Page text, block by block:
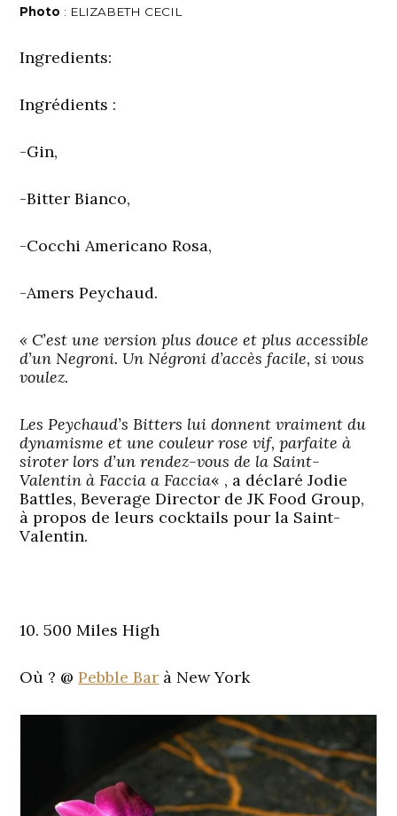
Photo : ELIZABETH CECIL
Ingredients:
Ingrédients :
-Gin,
-Bitter Bianco,
-Cocchi Americano Rosa,
-Amers Peychaud.
« C’est une version plus douce et plus accessible
d’un Negroni. Un Négroni d’accès facile, si vous
voulez.
Les Peychaud’s Bitters lui donnent vraiment du
dynamisme et une couleur rose vif, parfaite à
siroter lors d’un rendez-vous de la Saint-
Valentin à Faccia a Faccia« , a déclaré Jodie
Battles, Beverage Director de JK Food Group,
à propos de leurs cocktails pour la Saint-
Valentin.
10. 500 Miles High
Où ? @Pebble Bar à New York